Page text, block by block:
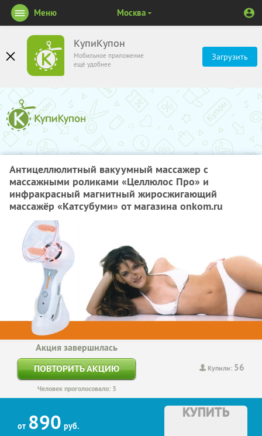
КупиКупон
Мобильное приложение
ещё удобнее
Загрузить
Меню Москва
Антицеллюлитный вакуумный массажер с
массажными роликами «Целлюлос Про» и
инфракрасный магнитный жиросжигающий
массажёр «Катсубуми» от магазина onkom.ru
Купили: 56
Акция завершилась
ПОВТОРИТЬ АКЦИЮ
Человек проголосовало: 3
от 890 руб.
КУПИТЬ